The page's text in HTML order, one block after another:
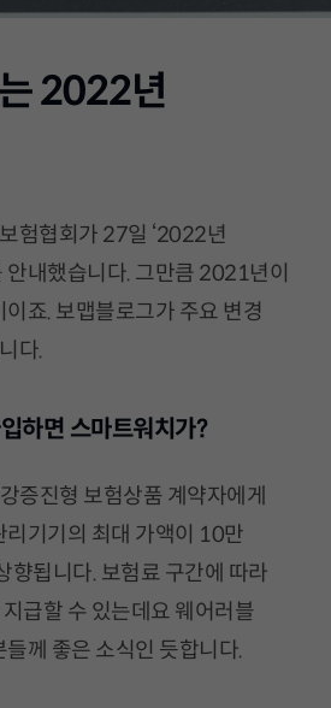
2022년
험협회가 27일 ‘2022년
안내했습니다. 그만큼 2021년이
죠. 보맵블로그가 주요 변경
다.
하면 스마트워치가?
증진형 보험상품 계약자에게
리기기의 최대 가액이 10만
향됩니다. 보험료 구간에 따라
급할 수 있는데요 웨어러블
께 좋은 소식인 듯합니다.